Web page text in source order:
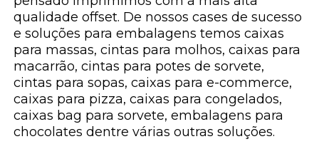
qualidade offset. De nossos cases de sucesso
e soluções para embalagens temos caixas
para massas, cintas para molhos, caixas para
macarrão, cintas para potes de sorvete,
cintas para sopas, caixas para e-commerce,
caixas para pizza, caixas para congelados,
caixas bag para sorvete, embalagens para
chocolates dentre várias outras soluções.